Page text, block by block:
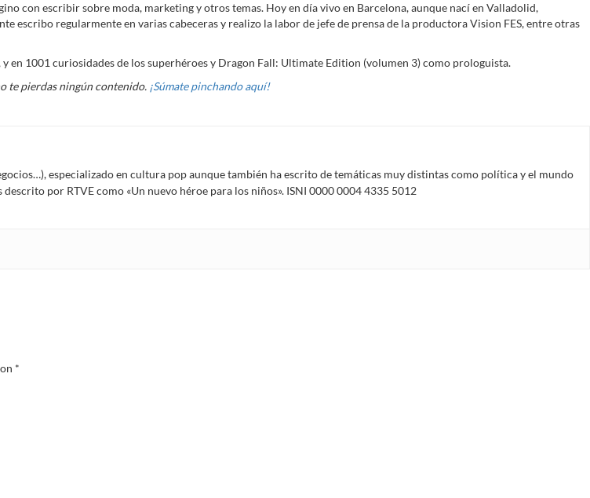
con escribir sobre moda, marketing y otros temas. Hoy en día vivo en Barcelona, aunque nací en Valladolid,
escribo regularmente en varias cabeceras y realizo la labor de jefe de prensa de la productora Vision FES, entre otras
en 1001 curiosidades de los superhéroes y Dragon Fall: Ultimate Edition (volumen 3) como prologuista.
te pierdas ningún contenido. ¡Súmate pinchando aquí!
especializado en cultura pop aunque también ha escrito de temáticas muy distintas como política y el mundo
por RTVE como «Un nuevo héroe para los niños». ISNI 0000 0004 4335 5012
*